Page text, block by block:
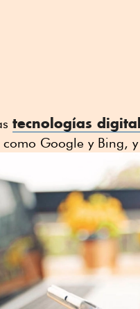
tecnologías
como Google y Bing,